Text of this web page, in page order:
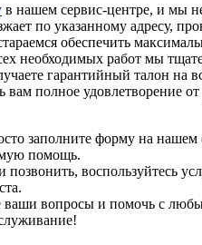
в нашем сервис-центре, и мы
по указанному адресу,
обеспечить
необходимых работ мы
гарантийный талон на
вам полное удовлетворение
заполните форму на
помощь.
позвонить, воспользуйтесь
ваши вопросы и помочь с